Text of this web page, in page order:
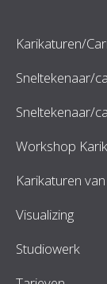
Karikaturen/
Sneltekenaar/
Sneltekenaar/
Workshop
Karikaturen van
Visualizing
Studiowerk